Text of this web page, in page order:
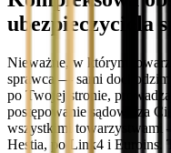
ubezpieczyciela
Nieważne, w którym
sprawca — sami
po Twojej stronie,
postępowanie sądowe za
wszystkimi
Hestia, po Link4 i Euroins.